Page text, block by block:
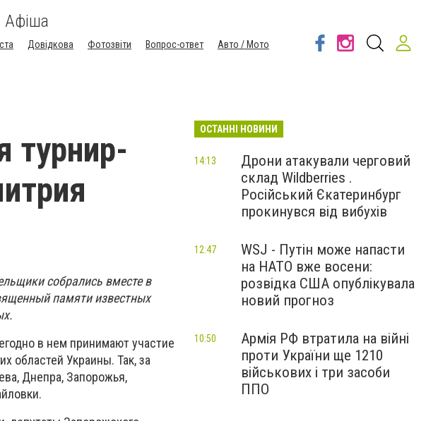
Афіша
Довідкова Фотозвіти Вопрос-ответ
Авто / Мото
турнир-
собрались вместе в
памяти известных
в нем принимают участие
областей Украины. Так, за
Днепра, Запорожья,
ОСТАННІ НОВИНИ
Дрони атакували черговий
склад Wildberries .
Російський Єкатеринбург
прокинувся від вибухів
14:13
WSJ - Путін може напасти
на НАТО вже восени:
розвідка США опублікувала
новий прогноз
12:47
Армія РФ втратила на війні
проти України ще 1210
військових і три засоби
ППО
10:50